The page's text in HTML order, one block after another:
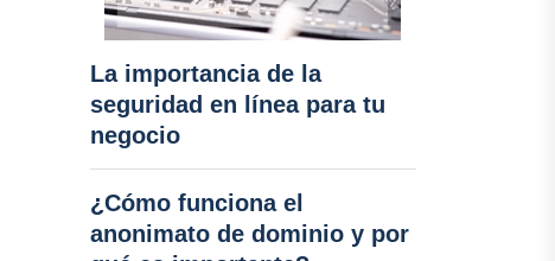
La importancia de la
seguridad en línea para tu
negocio
¿Cómo funciona el
anonimato de dominio y por